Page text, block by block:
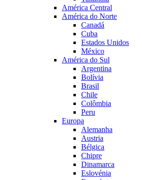
América Central
América do Norte
Canadá
Cuba
Estados Unidos
México
América do Sul
Argentina
Bolívia
Brasil
Chile
Colômbia
Peru
Europa
Alemanha
Austria
Bélgica
Chipre
Dinamarca
Eslovénia